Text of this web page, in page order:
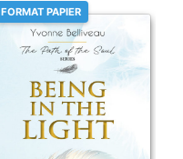
FORMAT PAPIER